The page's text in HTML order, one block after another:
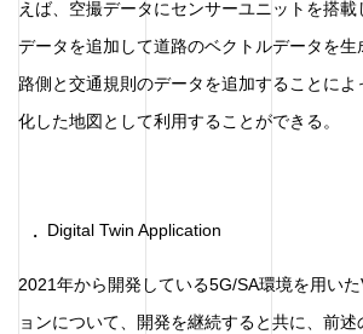
えば、空撮データにセンサーユニットを搭
データを追加して道路のベクトルデータを
路側と交通規則のデータを追加することに
化した地図として利用することができる。
Digital Twin Application
2021年から開発している5G/SA環境を用い
ョンについて、開発を継続すると共に、前述